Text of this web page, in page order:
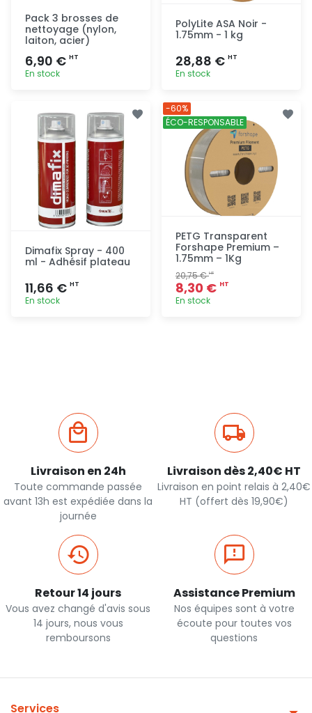
Pack 3 brosses de
nettoyage (nylon,
laiton, acier)
6,90 € HT
En stock
rapide
PolyLite ASA Noir -
1.75mm - 1 kg
28,88 € HT
En stock
rapide
Dimafix Spray - 400
ml - Adhésif plateau
11,66 € HT
En stock
PETG Transparent
Forshape Premium –
1.75mm – 1Kg
20,75 €HT
8,30 € HT
En stock
-60%
ÉCO-RESPONSABLE
Livraison en 24h
Toute commande passée
avant 13h est expédiée dans la
journée
Livraison dès 2,40€ HT
Livraison en point relais à 2,40€
HT (offert dès 19,90€)
Retour 14 jours
Vous avez changé d'avis sous
14 jours, nous vous
remboursons
Assistance Premium
Nos équipes sont à votre
écoute pour toutes vos
questions
Services